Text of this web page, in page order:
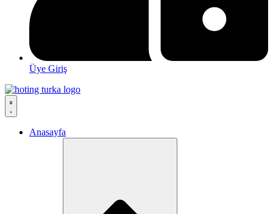
Üye Giriş
Anasayfa